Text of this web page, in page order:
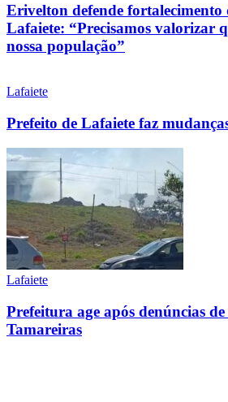
Erivelton defende fortalecimento
Lafaiete: “Precisamos valorizar
nossa população”
Lafaiete
Prefeito de Lafaiete faz
Lafaiete
Prefeitura age após denúncias
Tamareiras